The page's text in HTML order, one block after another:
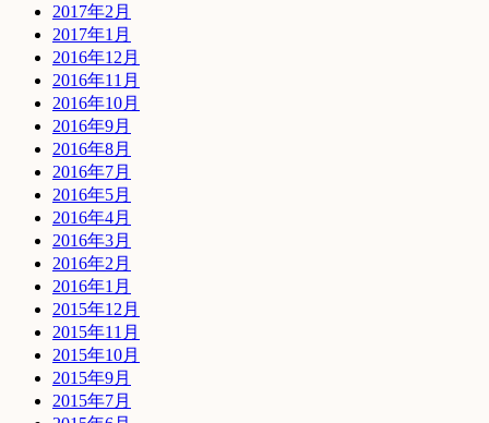
2017年2月
2017年1月
2016年12月
2016年11月
2016年10月
2016年9月
2016年8月
2016年7月
2016年5月
2016年4月
2016年3月
2016年2月
2016年1月
2015年12月
2015年11月
2015年10月
2015年9月
2015年7月